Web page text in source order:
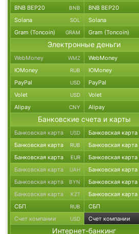
BNB BEP20 BNB BNB BEP20
Solana SOL Solana
Gram (Toncoin) GRAM Gram (Toncoin)
Электронные деньги
WebMoney WMZ WebMoney
ЮMoney RUB ЮMoney
PayPal USD PayPal
Volet USD Volet
Alipay CNY Alipay
Банковские счета и карты
Банковская карта USD Банковская карта
Банковская карта RUB Банковская карта
Банковская карта EUR Банковская карта
Банковская карта UAH Банковская карта
Банковская карта BYN Банковская карта
Банковская карта KZT Банковская карта
СБП RUB СБП
Счет компании USD Счет компании
Интернет-банкинг